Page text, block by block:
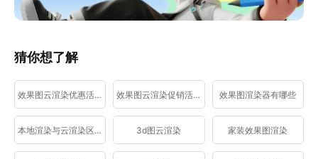
猜你想了解
效果图云渲染优惠活动 效果图云渲染促销活动 效果图渲染器有哪些
本地渲染与云渲染区别 3d图云渲染 家装效果图渲染